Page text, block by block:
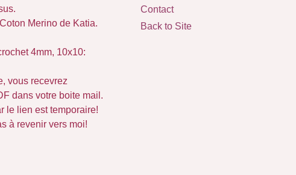
Merino de Katia.
4mm, 10x10:
vous recevrez
dans votre boite mail.
le lien est temporaire!
à revenir vers moi!
Contact
Back to Site